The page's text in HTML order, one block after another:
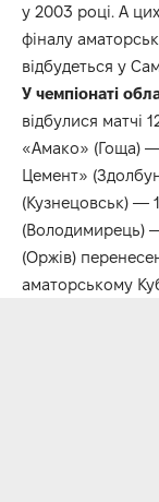
у 2003 році. А
фіналу
відбудеться у
У чемпіонаті
відбулися матчі
«Амако» (Гоща)
Цемент»
(Кузнецовськ) —
(Володимирець)
(Оржів)
аматорському